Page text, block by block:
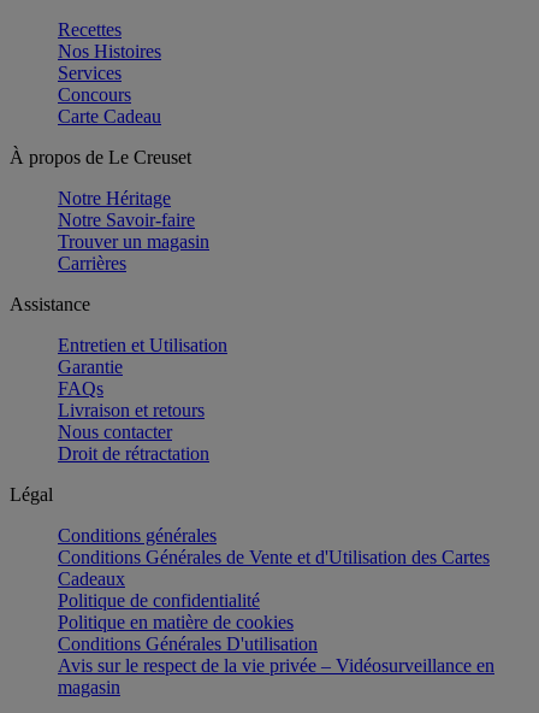
Recettes
Nos Histoires
Services
Concours
Carte Cadeau
À propos de Le Creuset
Notre Héritage
Notre Savoir-faire
Trouver un magasin
Carrières
Assistance
Entretien et Utilisation
Garantie
FAQs
Livraison et retours
Nous contacter
Droit de rétractation
Légal
Conditions générales
Conditions Générales de Vente et d'Utilisation des Cartes
Cadeaux
Politique de confidentialité
Politique en matière de cookies
Conditions Générales D'utilisation
Avis sur le respect de la vie privée – Vidéosurveillance en
magasin